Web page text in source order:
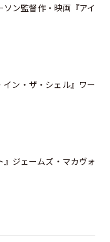
ソン監督作・映画『アイ
イン・ザ・シェル』ワー
』ジェームズ・マカヴォ